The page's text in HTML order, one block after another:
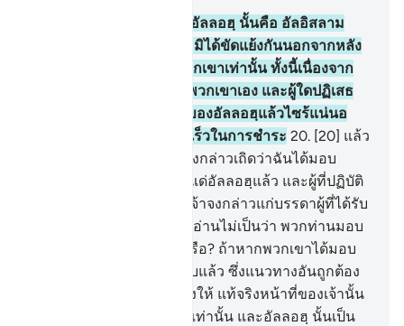
[19] แท้จริงศาสนา ณ อัลลอฮฺ นั้นคือ อัลอิสลาม
และบรรดาผู้ที่ได้รับคัมภีร์ มิได้ขัดแย้งกันนอกจากหลัง
จากที่ได้มีความรู้ มายังพวกเขาเท่านั้น ทั้งนี้เนื่องจาก
ความอิจฉาริษยาระหว่างพวกเขาเอง และผู้ใดปฏิเสธ
ศรัทธาต่อบรรดาโองการของอัลลอฮฺแล้วไซร้แน่นอ
นอัลลอฮฺนั้นเป็นผู้ทรงรวดเร็วในการชำระ 20. [20] แล้ว
หากพวกเขาโต้แย้งเจ้า ก็จงกล่าวเถิดว่าฉันได้มอบ
ใบหน้า (ร่างกาย) ของฉันแด่อัลลอฮฺแล้ว และผู้ที่ปฏิบัติ
ตามฉัน (ก็มอบ) ด้วยและเจ้าจงกล่าวแก่บรรดาผู้ที่ได้รับ
คัมภีร์ และบรรดาผู้ที่เขียนอ่านไม่เป็นว่า พวกท่านมอบ
(ใบหน้าแด่อัลลอฮฺ) แล้วหรือ? ถ้าหากพวกเขาได้มอบ
แล้วแน่นอนพวกเขาก็ได้รับแล้ว ซึ่งแนวทางอันถูกต้อง
และถ้าหากพวกเขาผินหลังให้ แท้จริงหน้าที่ของเจ้านั้น
เพียงการประกาศให้ทราบเท่านั้น และอัลลอฮฺ นั้นเป็น